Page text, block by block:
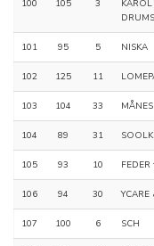
100 105 3
DRUMS
101 95 5 NISKA
102 125 11
103 104 33
104 89 31
105 93 10
106 94 30
107 100 6 SCH